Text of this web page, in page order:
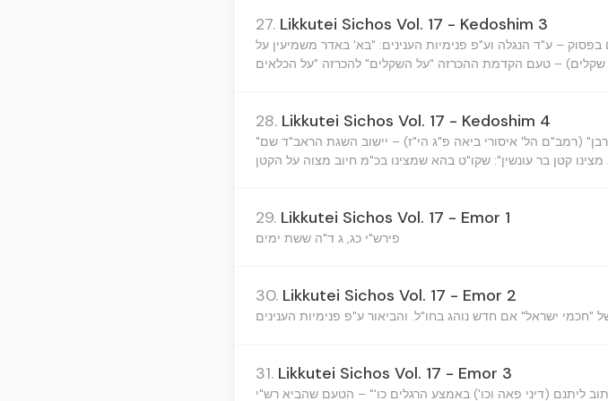
27. Likkutei Sichos Vol. 17 - Kedoshim 3
– ע"ד הנגלה וע"פ פנימיות הענינים: "בא' באדר משמיעין על
28. Likkutei Sichos Vol. 17 - Kedoshim 4
"בן תשע ויום א' שבא על שפחה חרופה היא לוקה והוא מביא קרבן" (רמב"ם הל' איסורי ביאה פ"ג הי"ז) – יישוב השגת הראב"ד שם
קטן בר עונשין": שקו"ט בהא שמצינו בכ"מ חיוב מצוה על הקטן
29. Likkutei Sichos Vol. 17 - Emor 1
פירש"י כג, ג ד"ה ששת ימים
30. Likkutei Sichos Vol. 17 - Emor 2
"חכמי ישראל" אם חדש נוהג בחו"ל. והביאור ע"פ פנימיות הענינים
31. Likkutei Sichos Vol. 17 - Emor 3
ליתנם (דיני פאה וכו') באמצע הרגלים כו'" – הטעם שהביא רש"י